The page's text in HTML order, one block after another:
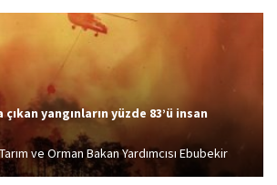
yangınların yüzde 83’ü insan
ve Orman Bakan Yardımcısı Ebubekir
bir haftada 624 orman yangını çıktığını